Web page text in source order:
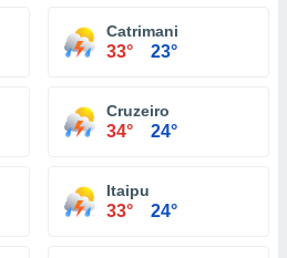
Catrimani
33° 23°
Cruzeiro
34° 24°
Itaipu
33° 24°